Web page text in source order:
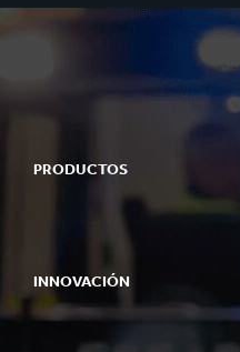
PRODUCTOS
INNOVACIÓN